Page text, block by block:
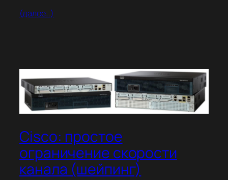
(далее…)
Cisco: простое
ограничение скорости
канала (шейпинг)